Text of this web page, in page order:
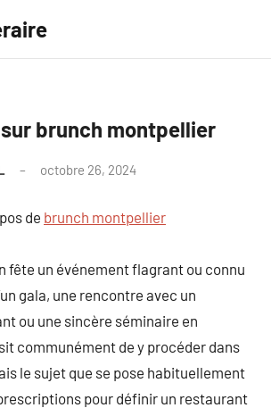
brunch montpellier
octobre 26, 2024
de brunch montpellier
fête un événement flagrant ou connu
gala, une rencontre avec un
ou une sincère séminaire en
communément de y procéder dans
le sujet que se pose habituellement
pour définir un restaurant